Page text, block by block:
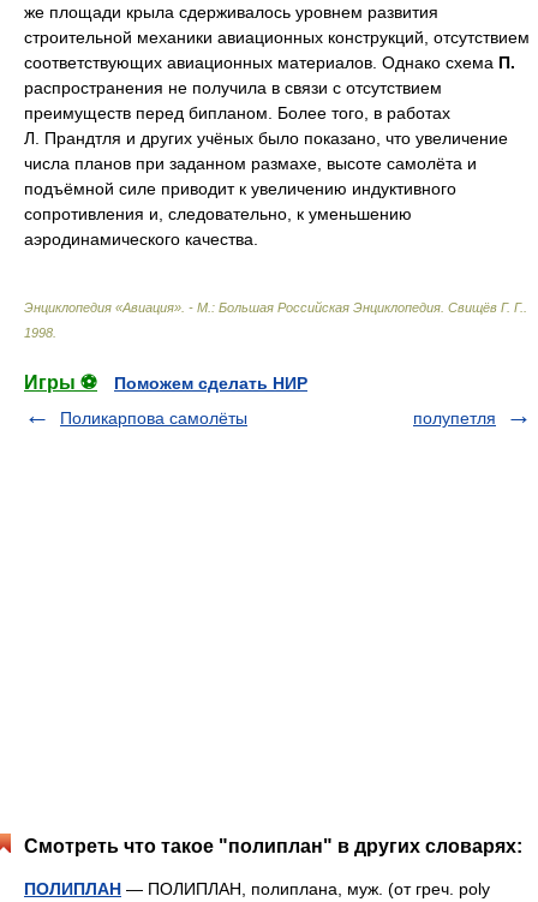
же площади крыла сдерживалось уровнем развития
строительной механики авиационных конструкций, отсутствием
соответствующих авиационных материалов. Однако схема П.
распространения не получила в связи с отсутствием
преимуществ перед бипланом. Более того, в работах
Л. Прандтля и других учёных было показано, что увеличение
числа планов при заданном размахе, высоте самолёта и
подъёмной силе приводит к увеличению индуктивного
сопротивления и, следовательно, к уменьшению
аэродинамического качества.
Энциклопедия «Авиация». - М.: Большая Российская Энциклопедия Свищёв Г. Г.
1998
Игры ⚽
Поможем сделать НИР
Поликарпова самолёты
полупетля
Смотреть что такое "полиплан" в других словарях:
ПОЛИПЛАН — ПОЛИПЛАН, полиплана, муж. (от греч. poly